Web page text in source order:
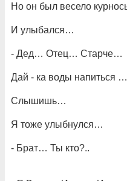
Но он был весело
И улыбался…
- Дед… Отец… Старче…
Дай - ка воды напиться
Слышишь…
Я тоже улыбнулся…
- Брат… Ты кто?..